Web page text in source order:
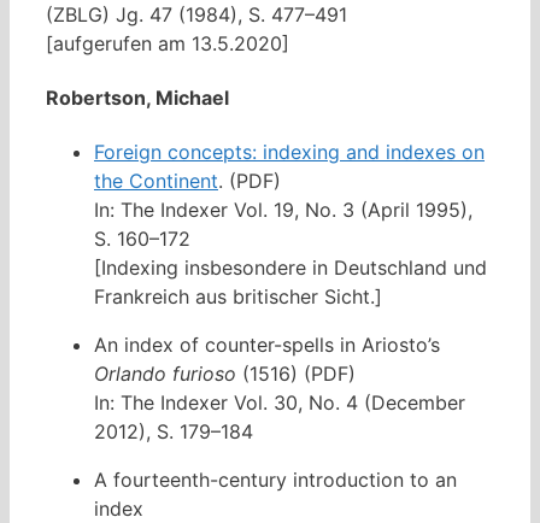
(ZBLG) Jg. 47 (1984), S. 477–491
[aufgerufen am 13.5.2020]
Robertson, Michael
Foreign concepts: indexing and indexes on
the Continent. (PDF)
In: The Indexer Vol. 19, No. 3 (April 1995),
S. 160–172
[Indexing insbesondere in Deutschland und
Frankreich aus britischer Sicht.]
An index of counter-spells in Ariosto’s
Orlando furioso (1516) (PDF)
In: The Indexer Vol. 30, No. 4 (December
2012), S. 179–184
A fourteenth-century introduction to an
index